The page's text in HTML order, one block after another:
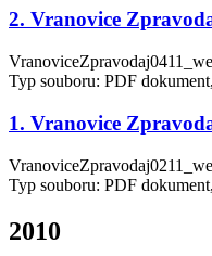
2. Vranovice
Typ souboru: PDF
1. Vranovice
Typ souboru: PDF
2010